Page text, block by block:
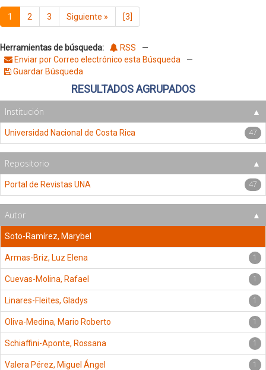
1 2 3 Siguiente » [3]
Herramientas de búsqueda: RSS
—
Enviar por Correo electrónico esta Búsqueda
—
Guardar Búsqueda
RESULTADOS AGRUPADOS
Institución
Universidad Nacional de Costa Rica 47
Repositorio
Portal de Revistas UNA 47
Autor
Soto-Ramírez, Marybel
Armas-Briz, Luz Elena 1
Cuevas-Molina, Rafael 1
Linares-Fleites, Gladys 1
Oliva-Medina, Mario Roberto 1
Schiaffini-Aponte, Rossana 1
Valera Pérez, Miguel Ángel 1